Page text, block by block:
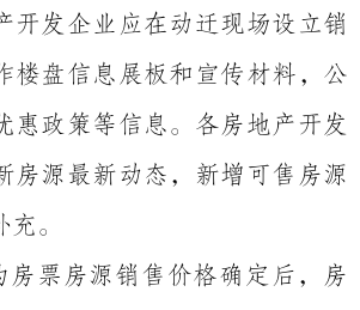
开发企业应在动迁现场设立销
楼盘信息展板和宣传材料，公
惠政策等信息。各房地产开发
房源最新动态，新增可售房源
。
房票房源销售价格确定后，房